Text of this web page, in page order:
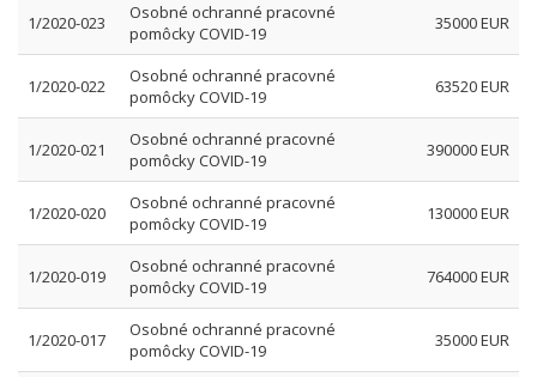
1/2020-023
Osobné ochranné pracovné
pomôcky COVID-19
35000 EUR
1/2020-022
Osobné ochranné pracovné
pomôcky COVID-19
63520 EUR
1/2020-021
Osobné ochranné pracovné
pomôcky COVID-19
390000 EUR
1/2020-020
Osobné ochranné pracovné
pomôcky COVID-19
130000 EUR
1/2020-019
Osobné ochranné pracovné
pomôcky COVID-19
764000 EUR
1/2020-017
Osobné ochranné pracovné
pomôcky COVID-19
35000 EUR